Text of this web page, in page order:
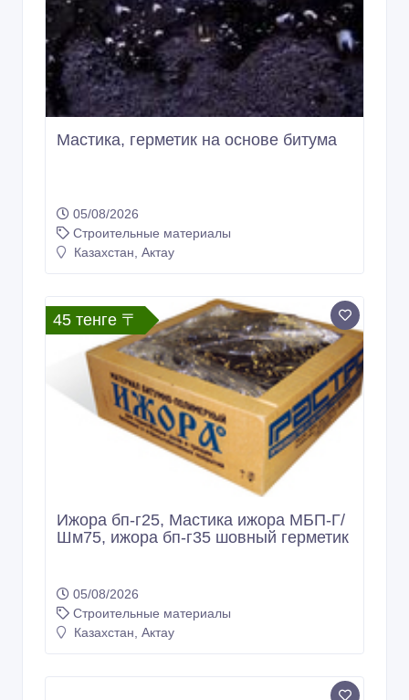
Мастика, герметик на основе битума
05/08/2026
Строительные материалы
Казахстан, Актау
45 тенге 〒
Ижора бп-г25, Мастика ижора МБП-Г/
Шм75, ижора бп-г35 шовный герметик
05/08/2026
Строительные материалы
Казахстан, Актау